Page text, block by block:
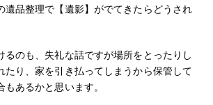
遺品整理で【遺影】がでてきたらどうされ
るのも、失礼な話ですが場所をとったりし
たり、家を引き払ってしまうから保管して
あるかと思います。